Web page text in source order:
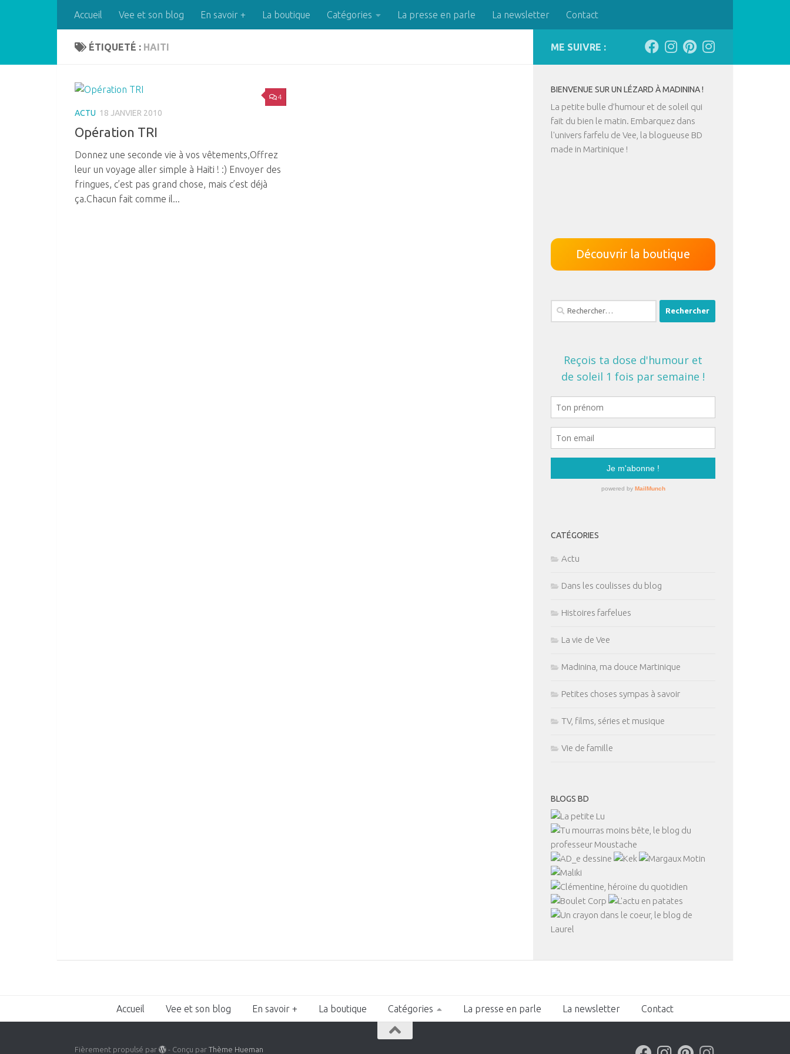
Skip to contentAccueil Vee et son blog En savoir + La boutique Catégories La presse en parle La newsletter Contact
ÉTIQUETÉ : HAITI
4
ACTU 18 JANVIER 2010
Opération TRI
Donnez une seconde vie à vos vêtements,Offrez
leur un voyage aller simple à Haiti ! :) Envoyer des
fringues, c’est pas grand chose, mais c’est déjà
ça.Chacun fait comme il...
ME SUIVRE :
BIENVENUE SUR UN LÉZARD À MADININA !
La petite bulle d’humour et de soleil qui
fait du bien le matin. Embarquez dans
l'univers farfelu de Vee, la blogueuse BD
made in Martinique !
Découvrir la boutique
Rechercher :
CATÉGORIES
Actu
Dans les coulisses du blog
Histoires farfelues
La vie de Vee
Madinina, ma douce Martinique
Petites choses sympas à savoir
TV, films, séries et musique
Vie de famille
BLOGS BD
Accueil Vee et son blog En savoir + La boutique Catégories La presse en parle La newsletter Contact
Fièrement propulsé par - Conçu parThème Hueman